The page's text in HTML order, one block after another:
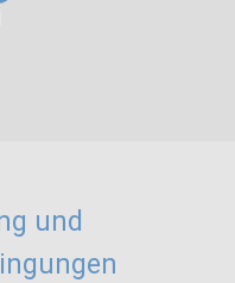
und